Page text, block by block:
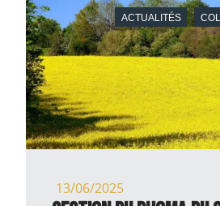
ACTUALITÉS
13/06/2025